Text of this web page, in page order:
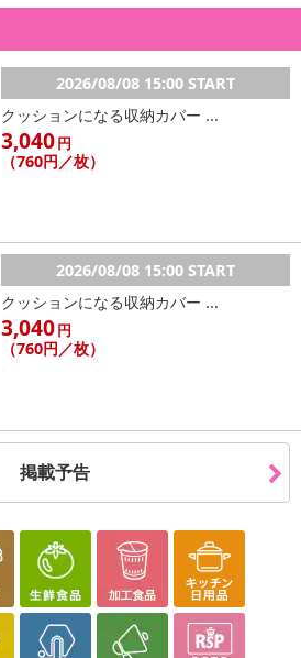
2026/08/08 15:00 START
クッションになる収納カバー ...
3,040円
（760円／枚）
2026/08/08 15:00 START
クッションになる収納カバー ...
3,040円
（760円／枚）
掲載予告